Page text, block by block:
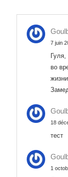
7 juin
во
18
тест
1